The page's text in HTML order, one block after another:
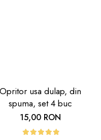
Opritor usa dulap, din
spuma, set 4 buc
15,00 RON